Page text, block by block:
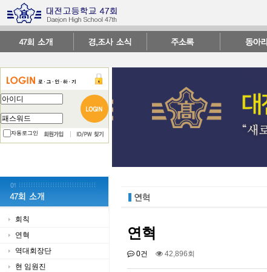
자동로그인
회칙
연혁
역대회장단
현 임원진
연혁
0건 42,896회